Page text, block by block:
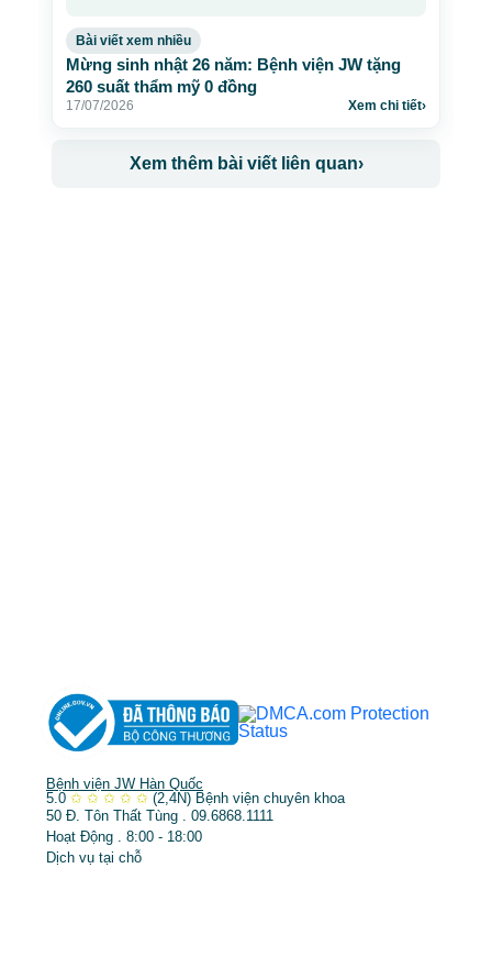
Bài viết xem nhiều
Mừng sinh nhật 26 năm: Bệnh viện JW tặng
260 suất thẩm mỹ 0 đồng
17/07/2026 Xem chi tiết›
Xem thêm bài viết liên quan›
Bệnh viện JW Hàn Quốc
5.0 ✩ ✩ ✩ ✩ ✩ (2,4N) Bệnh viện chuyên khoa
50 Đ. Tôn Thất Tùng . 09.6868.1111
Hoạt Động . 8:00 - 18:00
Dịch vụ tại chỗ